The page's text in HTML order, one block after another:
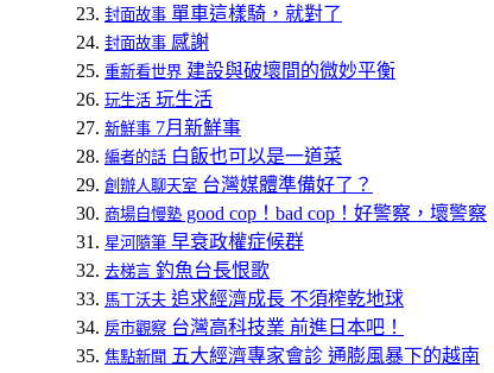
封面故事 單車這樣騎，就對了
封面故事 感謝
重新看世界 建設與破壞間的微妙平衡
玩生活 玩生活
新鮮事 7月新鮮事
編者的話 白飯也可以是一道菜
創辦人聊天室 台灣媒體準備好了？
商場自慢塾 good cop！bad cop！好警察，壞警察
星河隨筆 早衰政權症候群
去梯言 釣魚台長恨歌
馬丁沃夫 追求經濟成長 不須榨乾地球
房市觀察 台灣高科技業 前進日本吧！
焦點新聞 五大經濟專家會診 通膨風暴下的越南